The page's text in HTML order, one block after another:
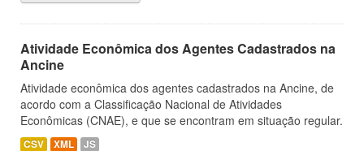
Atividade Econômica dos Agentes Cadastrados na
Ancine
Atividade econômica dos agentes cadastrados na Ancine, de
acordo com a Classificação Nacional de Atividades
Econômicas (CNAE), e que se encontram em situação regular.
CSV XML JS